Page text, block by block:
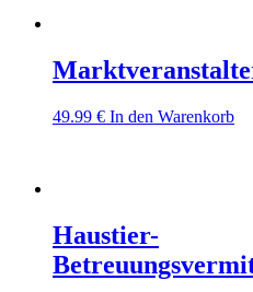
49.99 € In den Warenkorb
Haustier-